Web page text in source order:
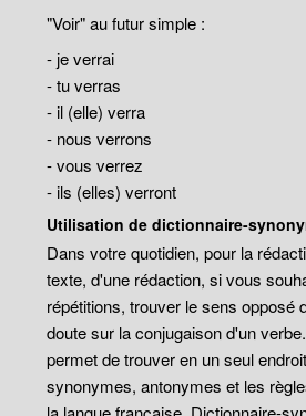
"Voir" au futur simple :
- je verrai
- tu verras
- il (elle) verra
- nous verrons
- vous verrez
- ils (elles) verront
Utilisation de dictionnaire-
Dans votre quotidien, pour la
texte, d'une rédaction, si vous
répétitions, trouver le sens opposé
doute sur la conjugaison d'un
permet de trouver en un seul
synonymes, antonymes et les